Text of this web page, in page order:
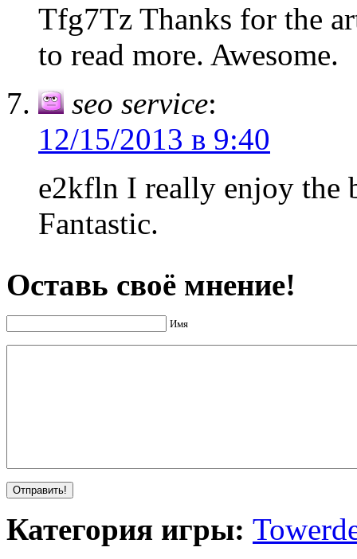
Tfg7Tz Thanks for the
to read more. Awesome.
seo service:
12/15/2013 в 9:40
e2kfln I really enjoy the
Fantastic.
Оставь своё мнение!
Имя
Категория игры: